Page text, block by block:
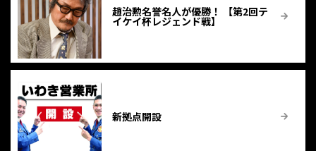
趙治勲名誉名人が優勝！ 【第2回テ
イケイ杯レジェンド戦】
新拠点開設